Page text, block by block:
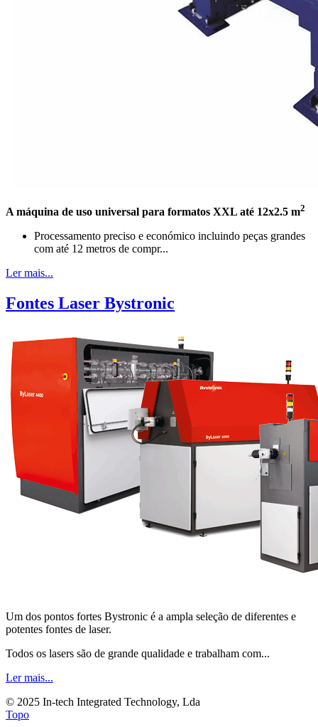
A máquina de uso universal para formatos XXL até 12x2.5 m2
Processamento preciso e económico incluindo peças grandes
com até 12 metros de compr...
Ler mais...
Fontes Laser Bystronic
Um dos pontos fortes Bystronic é a ampla seleção de diferentes e
potentes fontes de laser.
Todos os lasers são de grande qualidade e trabalham com...
Ler mais...
© 2025 In-tech Integrated Technology, Lda
Topo